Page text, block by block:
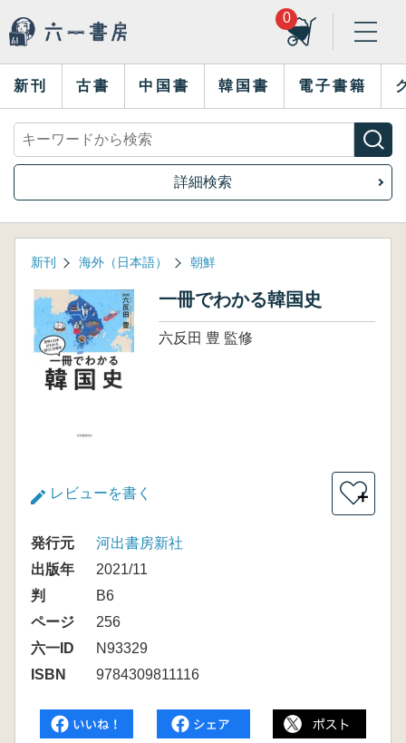
0
新刊 古書 中国書 韓国書 電子書籍
詳細検索
新刊 海外（日本語） 朝鮮
一冊でわかる韓国史
六反田 豊 監修
レビューを書く ＋
発行元
河出書房新社
出版年
2021/11
判
B6
ページ
256
六一ID
N93329
ISBN
9784309811116